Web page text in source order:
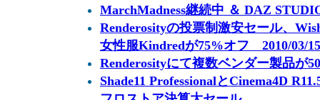
MarchMadness継続中 ＆ DAZ
Renderosityの投票制激安セール、
女性服Kindredが75%オフ 2010/03/
Renderosityにて複数ベンダー製品が
Shade11 ProfessionalとCinema4D